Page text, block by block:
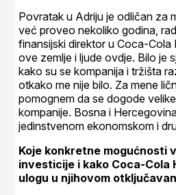
Povratak u Adriju je odličan za
već proveo nekoliko godina,
finansijski direktor u Coca-Cola
ove zemlje i ljude ovdje. Bilo je
kako su se kompanija i tržišta
otkako me nije bilo. Za mene
pomognem da se dogode
kompanije. Bosna i
jedinstvenom ekonomskom i
Koje konkretne mogućnosti
investicije i kako Coca-Cola
ulogu u njihovom